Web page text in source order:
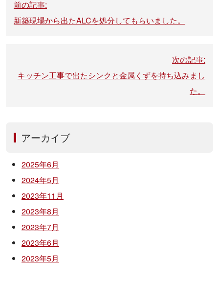
稿
ナ
前の記事:
新築現場から出たALCを処分してもらいました。
次の記事:
キッチン工事で出たシンクと金属くずを持ち込みまし
た。
アーカイブ
2025年6月
2024年5月
2023年11月
2023年8月
2023年7月
2023年6月
2023年5月